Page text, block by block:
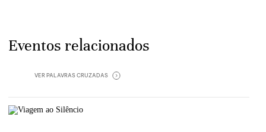
Eventos relacionados
PALAVRAS CRUZADAS